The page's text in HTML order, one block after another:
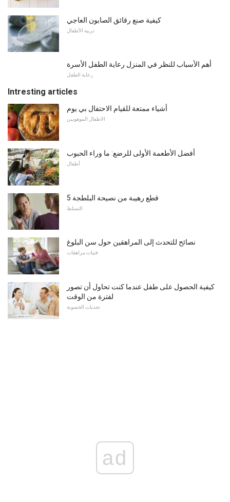
كيفية صنع رقائق الصابون العاجي
تربية الأطفال
أهم الأسباب للنظر في المنزل رعاية الطفل الأسرة
رعاية الطفل
Intresting articles
أشياء ممتعة للقيام الاحتفال بي يوم
الاطفال الموهوبين
أفضل الأطعمة الأولى للرضع: ما وراء الحبوب
أطفال
5 قطع رهيبة من نصيحة البلطجة
التسلط
نصائح للتحدث إلى المراهقين حول سن البلوغ
فتيات مراهقات
كيفية الحصول على طفل عندما كنت تحاول أن تصور
لفترة من الوقت
تحديات الخصوبة
ad